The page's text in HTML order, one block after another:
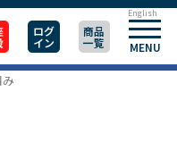
ログ
イン
商品
一覧 MENU
English